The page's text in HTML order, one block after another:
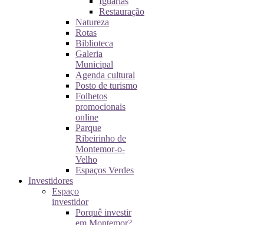
Restauração
Natureza
Rotas
Biblioteca
Galeria
Municipal
Agenda cultural
Posto de turismo
Folhetos
promocionais
online
Parque
Ribeirinho de
Montemor-o-
Velho
Espaços Verdes
Investidores
Espaço
investidor
Porquê investir
em Montemor?